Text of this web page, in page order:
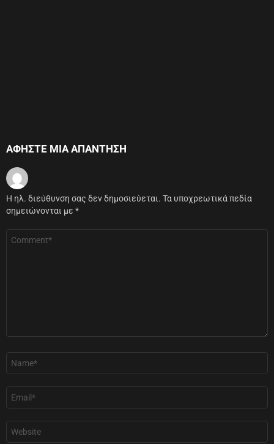
ΑΦΉΣΤΕ ΜΙΑ ΑΠΆΝΤΗΣΗ
Η ηλ. διεύθυνση σας δεν δημοσιεύεται. Τα υποχρεωτικά πεδία
σημειώνονται με *
Σχόλιο
Όνομα
Email
Ιστότοπος